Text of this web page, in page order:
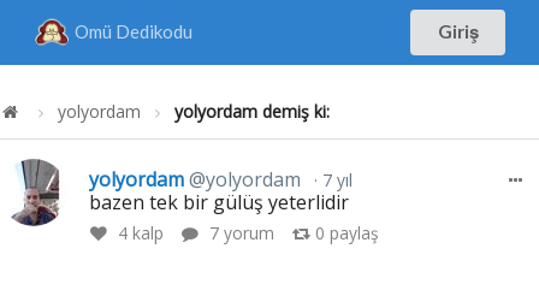
Omü Dedikodu Giriş
yolyordam yolyordam demiş ki:
yolyordam@yolyordam 7 yıl
bazen tek bir gülüş yeterlidir
4kalp 7 yorum 0 paylaş